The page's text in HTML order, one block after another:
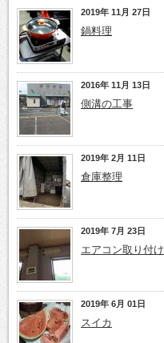
2019年 11月 27日
鍋料理
2016年 11月 13日
側溝の工事
2019年 2月 11日
倉庫整理
2019年 7月 23日
エアコン取り付け
2019年 6月 01日
スイカ